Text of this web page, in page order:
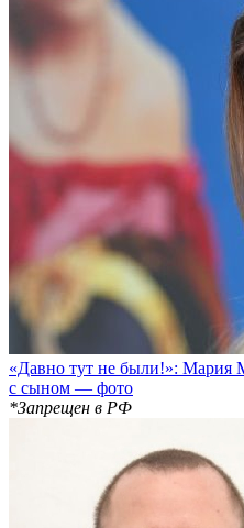
«Давно тут не были!»: Мария
с сыном — фото
*Запрещен в РФ